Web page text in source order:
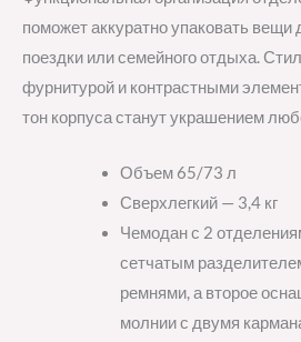
поможет аккуратно упаковать вещи
поездки или семейного отдыха.
фурнитурой и контрастными
тон корпуса станут украшением
Объем 65/73 л
Сверхлегкий — 3,4 кг
Чемодан с 2
сетчатым
ремнями, а второе
молнии с двумя